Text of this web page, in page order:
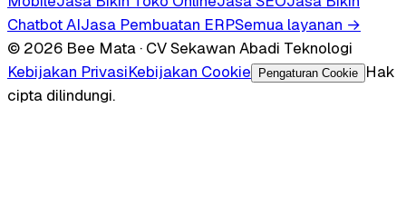
Chatbot AIJasa Pembuatan ERPSemua layanan →
© 2026 Bee Mata · CV Sekawan Abadi Teknologi
Kebijakan PrivasiKebijakan Cookie Pengaturan Cookie
Hak
cipta dilindungi.